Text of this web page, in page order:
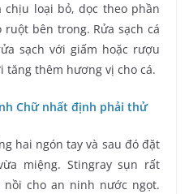
chịu loại bỏ, dọc theo phần
bên trong. Rửa sạch cá
sạch với giấm hoặc rượu
thêm hương vị cho cá.
Chữ nhất định phải thử
hai ngón tay và sau đó đặt
miệng. Stingray sụn rất
cho an ninh nước ngọt.